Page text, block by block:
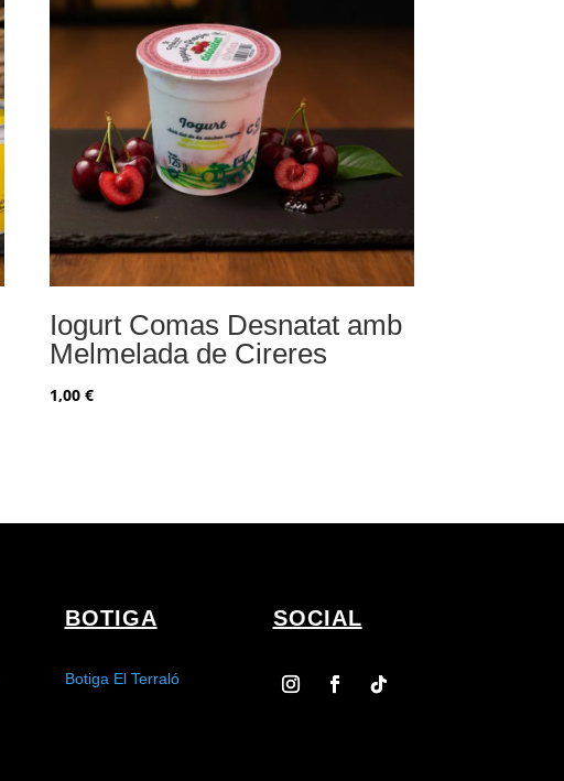
Iogurt Comas Desnatat amb
Melmelada de Cireres
1,00€
BOTIGA
Botiga El Terraló
SOCIAL